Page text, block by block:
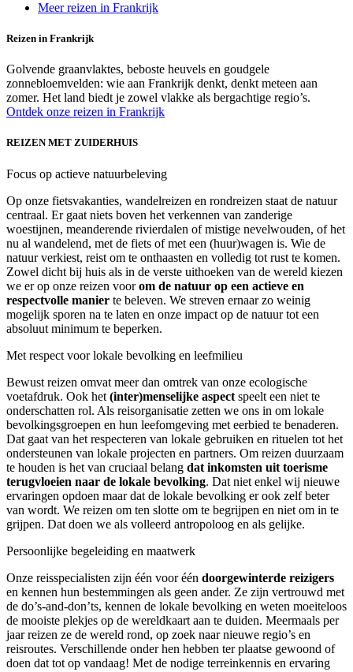
Meer reizen in Frankrijk
Reizen in Frankrijk
Golvende graanvlaktes, beboste heuvels en goudgele
zonnebloemvelden: wie aan Frankrijk denkt, denkt meteen aan
zomer. Het land biedt je zowel vlakke als bergachtige regio’s.
Ontdek onze reizen in Frankrijk
REIZEN MET ZUIDERHUIS
Focus op actieve natuurbeleving
Op onze fietsvakanties, wandelreizen en rondreizen staat de natuur
centraal. Er gaat niets boven het verkennen van zanderige
woestijnen, meanderende rivierdalen of mistige nevelwouden, of het
nu al wandelend, met de fiets of met een (huur)wagen is. Wie de
natuur verkiest, reist om te onthaasten en volledig tot rust te komen.
Zowel dicht bij huis als in de verste uithoeken van de wereld kiezen
we er op onze reizen voorom de natuur op een actieve en
respectvolle manier te beleven. We streven ernaar zo weinig
mogelijk sporen na te laten en onze impact op de natuur tot een
absoluut minimum te beperken.
Met respect voor lokale bevolking en leefmilieu
Bewust reizen omvat meer dan omtrek van onze ecologische
voetafdruk. Ook het (inter)menselijke aspect speelt een niet te
onderschatten rol. Als reisorganisatie zetten we ons in om lokale
bevolkingsgroepen en hun leefomgeving met eerbied te benaderen.
Dat gaat van het respecteren van lokale gebruiken en rituelen tot het
ondersteunen van lokale projecten en partners. Om reizen duurzaam
te houden is het van cruciaal belang dat inkomsten uit toerisme
terugvloeien naar de lokale bevolking. Dat niet enkel wij nieuwe
ervaringen opdoen maar dat de lokale bevolking er ook zelf beter
van wordt. We reizen om ten slotte om te begrijpen en niet om in te
grijpen. Dat doen we als volleerd antropoloog en als gelijke.
Persoonlijke begeleiding en maatwerk
Onze reisspecialisten zijn één voor één doorgewinterde reizigers
en kennen hun bestemmingen als geen ander. Ze zijn vertrouwd met
de do’s-and-don’ts, kennen de lokale bevolking en weten moeiteloos
de mooiste plekjes op de wereldkaart aan te duiden. Meermaals per
jaar reizen ze de wereld rond, op zoek naar nieuwe regio’s en
reisroutes. Verschillende onder hen hebben ter plaatse gewoond of
doen dat tot op vandaag! Met de nodige terreinkennis en ervaring